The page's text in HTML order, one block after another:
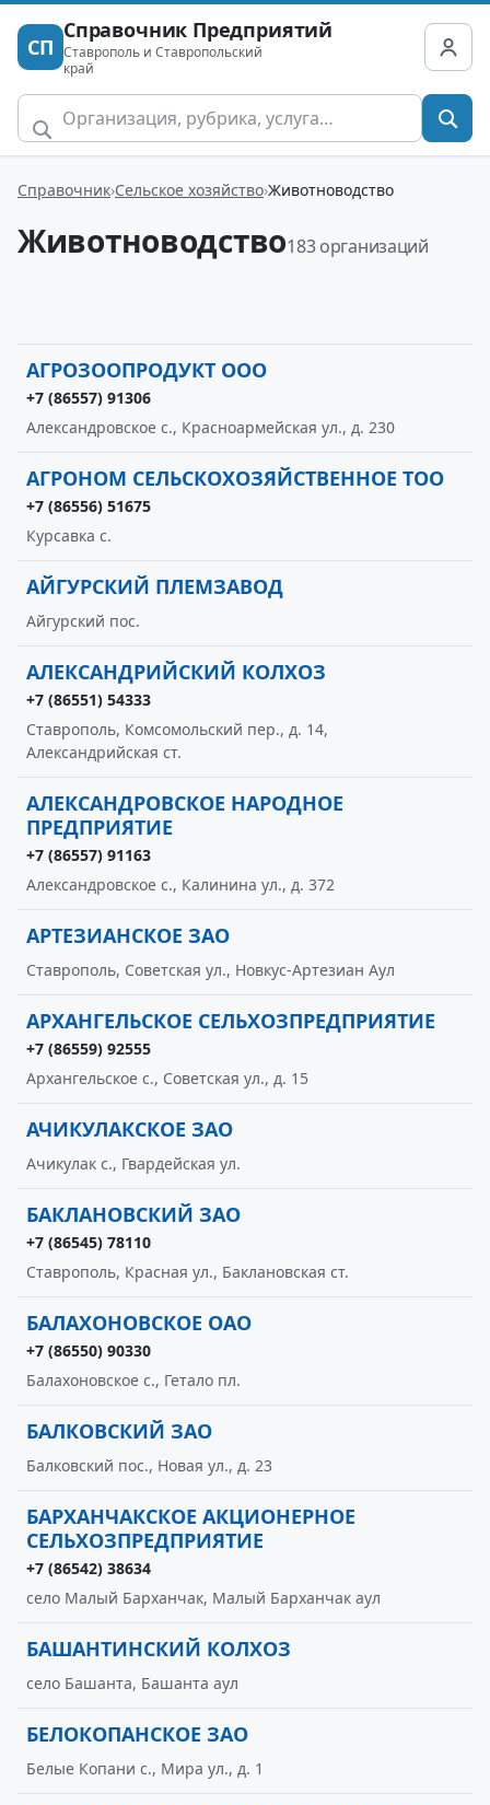
СП
Справочник Предприятий
Ставрополь и Ставропольский
край
Справочник Сельское хозяйство Животноводство
Животноводство183 организаций
АГРОЗООПРОДУКТ ООО
+7 (86557) 91306
Александровское с., Красноармейская ул., д. 230
АГРОНОМ СЕЛЬСКОХОЗЯЙСТВЕННОЕ ТОО
+7 (86556) 51675
Курсавка с.
АЙГУРСКИЙ ПЛЕМЗАВОД
Айгурский пос.
АЛЕКСАНДРИЙСКИЙ КОЛХОЗ
+7 (86551) 54333
Ставрополь, Комсомольский пер., д. 14,
Александрийская ст.
АЛЕКСАНДРОВСКОЕ НАРОДНОЕ
ПРЕДПРИЯТИЕ
+7 (86557) 91163
Александровское с., Калинина ул., д. 372
АРТЕЗИАНСКОЕ ЗАО
Ставрополь, Советская ул., Новкус-Артезиан Аул
АРХАНГЕЛЬСКОЕ СЕЛЬХОЗПРЕДПРИЯТИЕ
+7 (86559) 92555
Архангельское с., Советская ул., д. 15
АЧИКУЛАКСКОЕ ЗАО
Ачикулак с., Гвардейская ул.
БАКЛАНОВСКИЙ ЗАО
+7 (86545) 78110
Ставрополь, Красная ул., Баклановская ст.
БАЛАХОНОВСКОЕ ОАО
+7 (86550) 90330
Балахоновское с., Гетало пл.
БАЛКОВСКИЙ ЗАО
Балковский пос., Новая ул., д. 23
БАРХАНЧАКСКОЕ АКЦИОНЕРНОЕ
СЕЛЬХОЗПРЕДПРИЯТИЕ
+7 (86542) 38634
село Малый Барханчак, Малый Барханчак аул
БАШАНТИНСКИЙ КОЛХОЗ
село Башанта, Башанта аул
БЕЛОКОПАНСКОЕ ЗАО
Белые Копани с., Мира ул., д. 1